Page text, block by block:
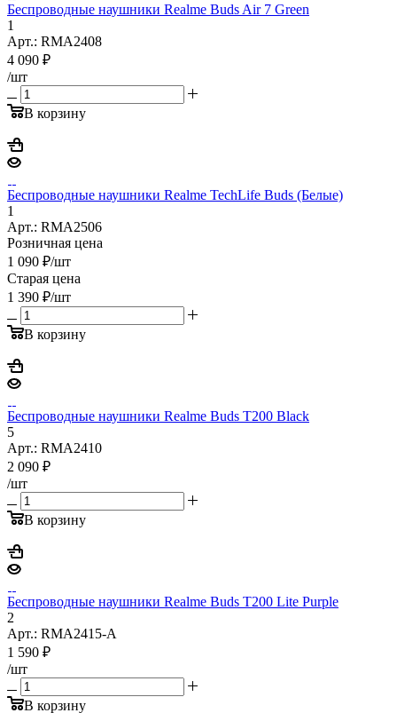
Беспроводные наушники Realme Buds Air 7 Green
1
Арт.: RMA2408
4 090 ₽
/шт
В корзину
Беспроводные наушники Realme TechLife Buds (Белые)
1
Арт.: RMA2506
Розничная цена
1 090 ₽/шт
Старая цена
1 390 ₽/шт
В корзину
Беспроводные наушники Realme Buds T200 Black
5
Арт.: RMA2410
2 090 ₽
/шт
В корзину
Беспроводные наушники Realme Buds T200 Lite Purple
2
Арт.: RMA2415-A
1 590 ₽
/шт
В корзину